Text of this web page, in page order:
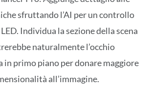
sfruttando l’AI per un controllo
Individua la sezione della scena
naturalmente l’occhio
in primo piano per donare maggiore
all’immagine.